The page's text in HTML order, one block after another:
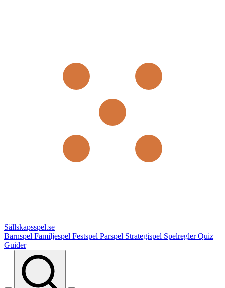
Sällskapsspel.se
Barnspel Familjespel Festspel Parspel Strategispel SpelreglerQuiz
Guider